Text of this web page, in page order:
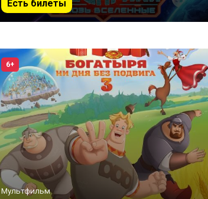
Есть билеты
6+
Мультфильм